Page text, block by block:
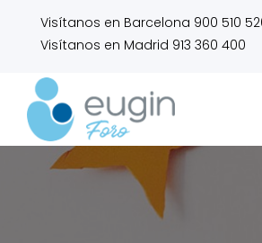
Visítanos en Barcelona 900 510
Visítanos en Madrid 913 360 400